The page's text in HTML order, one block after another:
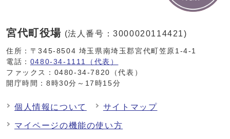
宮代町役場 (法人番号：3000020114421)
住所：〒345-8504 埼玉県南埼玉郡宮代町笠原1-4-1
電話： 0480-34-1111（代表）
ファックス：0480-34-7820（代表）
開庁時間：8時30分～17時15分
個人情報について サイトマップ
マイページの機能の使い方